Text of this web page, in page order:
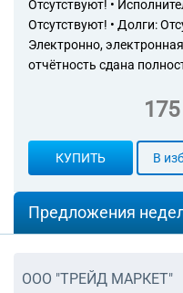
Отсутствуют! •
Отсутствуют! • Долги:
Электронно,
отчётность сдана
КУПИТЬ В
Предложения
ООО "ТРЕЙД МАРКЕТ"